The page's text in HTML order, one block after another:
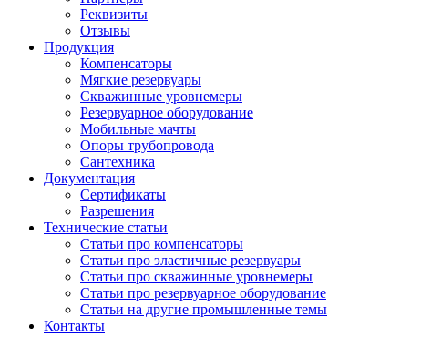
Реквизиты
Отзывы
Продукция
Компенсаторы
Мягкие резервуары
Скважинные уровнемеры
Резервуарное оборудование
Мобильные мачты
Опоры трубопровода
Сантехника
Документация
Сертификаты
Разрешения
Технические статьи
Статьи про компенсаторы
Статьи про эластичные резервуары
Статьи про скважинные уровнемеры
Статьи про резервуарное оборудование
Статьи на другие промышленные темы
Контакты